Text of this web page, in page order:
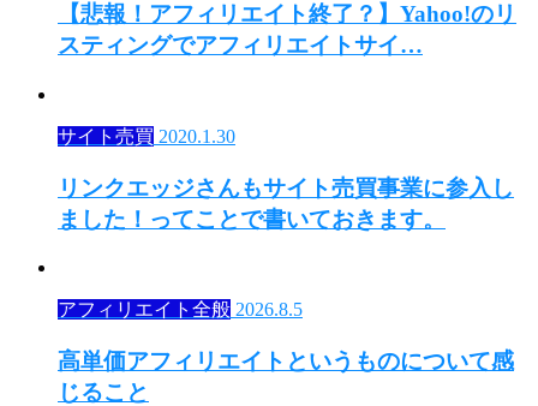
【悲報！アフィリエイト終了？】Yahoo!のリ
スティングでアフィリエイトサイ…
サイト売買 2020.1.30
リンクエッジさんもサイト売買事業に参入し
ました！ってことで書いておきます。
アフィリエイト全般 2026.8.5
高単価アフィリエイトというものについて感
じること